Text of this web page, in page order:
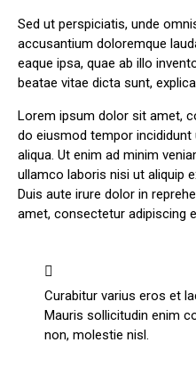
Sed ut perspiciatis, unde
accusantium doloremque
eaque ipsa, quae ab illo
beatae vitae dicta sunt,
Lorem ipsum dolor sit amet,
do eiusmod tempor
aliqua. Ut enim ad minim
ullamco laboris nisi ut aliquip
Duis aute irure dolor in
amet, consectetur adipiscing
Curabitur varius eros et
Mauris sollicitudin enim
non, molestie nisl.